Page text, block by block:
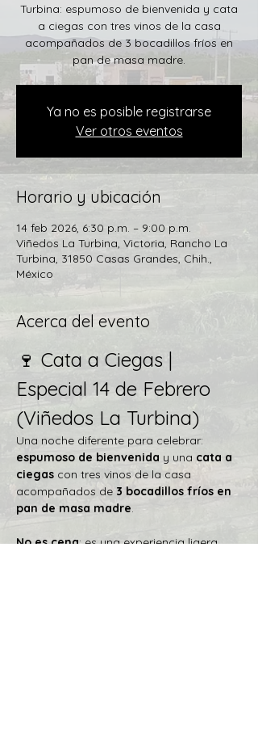
Turbina: espumoso de bienvenida y cata
a ciegas con tres vinos de la casa
acompañados de 3 bocadillos fríos en
pan de masa madre.
Ya no es posible registrarse
Ver otros eventos
Horario y ubicación
14 feb 2026, 6:30 p.m. – 9:00 p.m.
Viñedos La Turbina, Victoria, Rancho La
Turbina, 31850 Casas Grandes, Chih.,
México
Acerca del evento
🍷 Cata a Ciegas |
Especial 14 de Febrero
(Viñedos La Turbina)
Una noche diferente para celebrar:
espumoso de bienvenida y una cata a
ciegas con tres vinos de la casa
acompañados de 3 bocadillos fríos en
pan de masa madre.
No es cena: es una experiencia ligera,